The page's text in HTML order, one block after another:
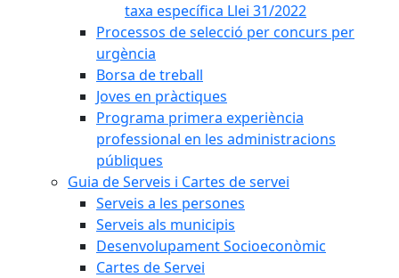
taxa específica Llei 31/2022
Processos de selecció per concurs per
urgència
Borsa de treball
Joves en pràctiques
Programa primera experiència
professional en les administracions
públiques
Guia de Serveis i Cartes de servei
Serveis a les persones
Serveis als municipis
Desenvolupament Socioeconòmic
Cartes de Servei